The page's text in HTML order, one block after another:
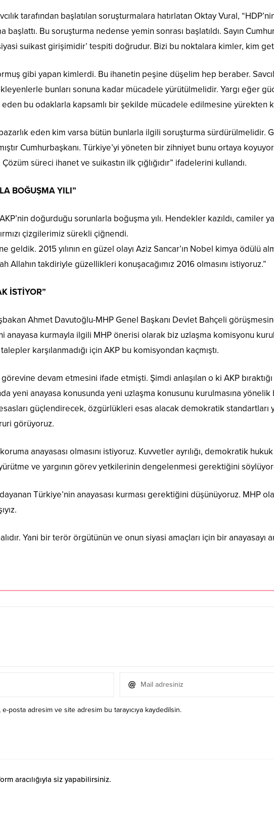
tarafından başlatılan soruşturmalara hatırlatan Oktay Vural,
başlattı. Bu soruşturma nedense yemin sonrası başlatıldı. Sayın
suikast girişimidir’ tespiti doğrudur. Bizi bu noktalara kimler, kim
gibi yapan kimlerdi. Bu ihanetin peşine düşelim hep beraber.
bunları sonuna kadar mücadele yürütülmelidir. Yargı eğer
bu odaklarla kapsamlı bir şekilde mücadele edilmesine yürekten
eden kim varsa bütün bunlarla ilgili soruşturma sürdürülmelidir.
Cumhurbaşkanı. Türkiye’yi yöneten bir zihniyet bunu ortaya
süreci ihanet ve suikastın ilk çığlığıdır” ifadelerini kullandı.
BOĞUŞMA YILI”
doğurduğu sorunlarla boğuşma yılı. Hendekler kazıldı, camiler
çizgilerimiz sürekli çiğnendi.
2015 yılının en güzel olayı Aziz Sancar’ın Nobel kimya ödülü
Allahın takdiriyle güzellikleri konuşacağımız 2016 olmasını istiyoruz.”
İSTİYOR”
Ahmet Davutoğlu-MHP Genel Başkanı Devlet Bahçeli
anayasa kurmayla ilgili MHP önerisi olarak biz uzlaşma komisyonu
karşılanmadığı için AKP bu komisyondan kaçmıştı.
devam etmesini ifade etmişti. Şimdi anlaşılan o ki AKP
yeni anayasa konusunda yeni uzlaşma konusunu kurulmasına yönelik
güçlendirecek, özgürlükleri esas alacak demokratik
görüyoruz.
anayasası olmasını istiyoruz. Kuvvetler ayrılığı, demokratik
ve yargının görev yetkilerinin dengelenmesi gerektiğini
Türkiye’nin anayasası kurması gerektiğini düşünüyoruz. MHP
Yani bir terör örgütünün ve onun siyasi amaçları için bir anayasayı
e-posta adresim ve site adresim bu tarayıcıya kaydedilsin.
aracılığıyla siz yapabilirsiniz.